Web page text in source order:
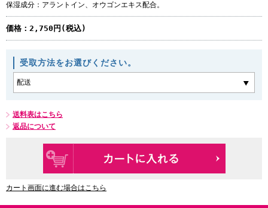
保湿成分：アラントイン、オウゴンエキス配合。
価格： 2,750円(税込)
受取方法をお選びください。
送料表はこちら
返品について
カート画面に進む場合はこちら